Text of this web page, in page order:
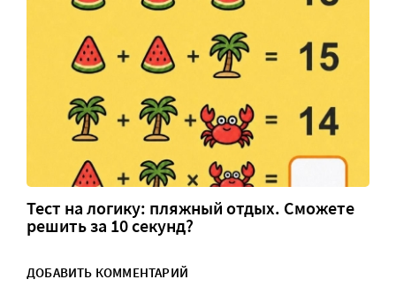
Тест на логику: пляжный отдых. Сможете
решить за 10 секунд?
ДОБАВИТЬ КОММЕНТАРИЙ